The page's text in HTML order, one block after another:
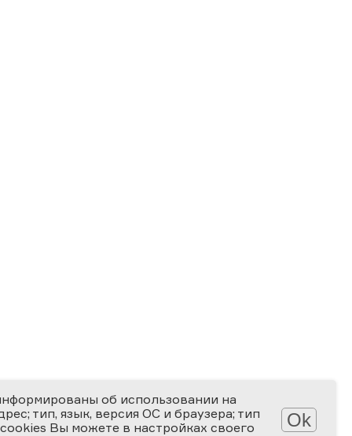
об использовании на
тип, язык, версия ОС и браузера; тип
Вы можете в настройках своего
Ok